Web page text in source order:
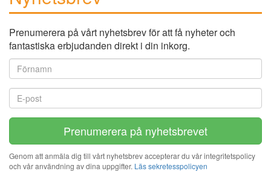
Prenumerera på vårt nyhetsbrev för att få nyheter och
fantastiska erbjudanden direkt i din inkorg.
Genom att anmäla dig till vårt nyhetsbrev accepterar du vår integritetspolicy
och vår användning av dina uppgifter. Läs sekretesspolicyen